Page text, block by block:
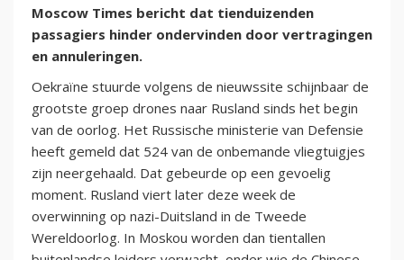
Moscow Times bericht dat tienduizenden
passagiers hinder ondervinden door vertragingen
en annuleringen.
Oekraïne stuurde volgens de nieuwssite schijnbaar de
grootste groep drones naar Rusland sinds het begin
van de oorlog. Het Russische ministerie van Defensie
heeft gemeld dat 524 van de onbemande vliegtuigjes
zijn neergehaald. Dat gebeurde op een gevoelig
moment. Rusland viert later deze week de
overwinning op nazi-Duitsland in de Tweede
Wereldoorlog. In Moskou worden dan tientallen